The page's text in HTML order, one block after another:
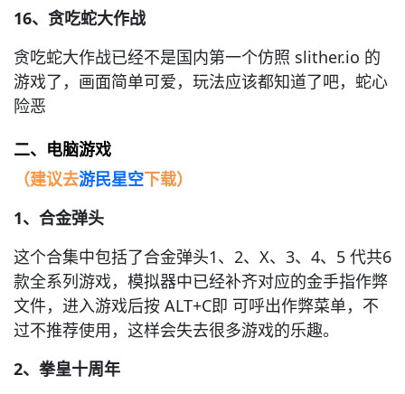
16、贪吃蛇大作战
贪吃蛇大作战已经不是国内第一个仿照 slither.io 的
游戏了，画面简单可爱，玩法应该都知道了吧，蛇心
险恶
二、电脑游戏
（建议去游民星空下载）
1、合金弹头
这个合集中包括了合金弹头1、2、X、3、4、5 代共6
款全系列游戏，模拟器中已经补齐对应的金手指作弊
文件，进入游戏后按 ALT+C即 可呼出作弊菜单，不
过不推荐使用，这样会失去很多游戏的乐趣。
2、 拳皇十周年